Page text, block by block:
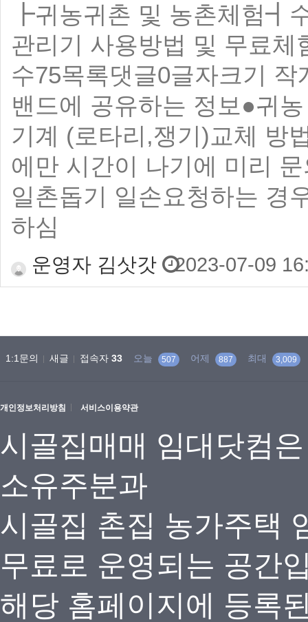
┣귀농귀촌 및 농촌체험┫
관리기 사용방법 및 무료
수75목록댓글0글자크기
밴드에 공유하는 정보●귀
기계 (로타리,쟁기)교체 방
에만 시간이 나기에 미리
일촌돕기 일손요청하는 경
하심
운영자 김삿갓 2023-07-09
1:1문의 새글 접속자 33 오늘 507 어제 887 최대 3,009
개인정보처리방침 서비스이용약관
시골집매매 임대닷컴
소유주분과
시골집 촌집 농가주택
무료로 운영되는 공간
해당 홈페이지에 등록